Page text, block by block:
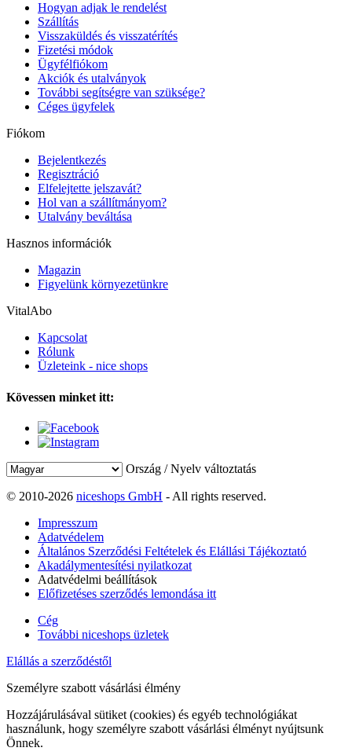
Hogyan adjak le rendelést
Szállítás
Visszaküldés és visszatérítés
Fizetési módok
Ügyfélfiókom
Akciók és utalványok
További segítségre van szüksége?
Céges ügyfelek
Fiókom
Bejelentkezés
Regisztráció
Elfelejtette jelszavát?
Hol van a szállítmányom?
Utalvány beváltása
Hasznos információk
Magazin
Figyelünk környezetünkre
VitalAbo
Kapcsolat
Rólunk
Üzleteink - nice shops
Kövessen minket itt:
Ország / Nyelv változtatás
© 2010-2026 niceshops GmbH - All rights reserved.
Impresszum
Adatvédelem
Általános Szerződési Feltételek és Elállási Tájékoztató
Akadálymentesítési nyilatkozat
Adatvédelmi beállítások
Előfizetéses szerződés lemondása itt
Cég
További niceshops üzletek
Elállás a szerződéstől
Személyre szabott vásárlási élmény
Hozzájárulásával sütiket (cookies) és egyéb technológiákat
használunk, hogy személyre szabott vásárlási élményt nyújtsunk
Önnek.